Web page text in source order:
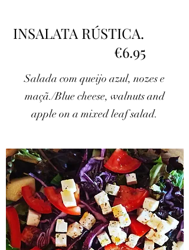
INSALATA RÚSTICA.
€6.95
Salada com queijo azul, nozes e
maçã./Blue cheese, walnuts and
apple on a mixed leaf salad.